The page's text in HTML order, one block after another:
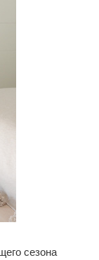
сезона